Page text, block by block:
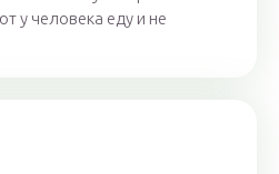
у человека еду и не